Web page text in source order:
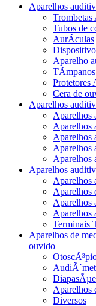
Aparelhos
Tubos de
AurÃ­culas
Aparelho
Protetores
Cera de
Aparelhos
Aparelhos
Aparelhos
Aparelhos
Aparelhos
Aparelhos
Aparelhos
Aparelhos
Aparelhos
Aparelhos
Aparelhos
Terminais
Aparelhos de
ouvido
Aparelhos
Diversos